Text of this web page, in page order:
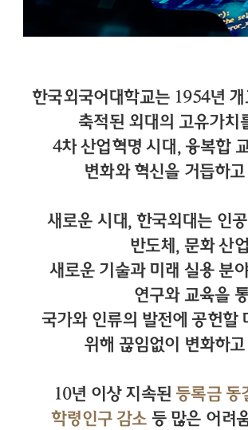
한국외국어대학교는 1954년
축적된 외대의 고유가치
4차 산업혁명 시대, 융복합
변화와 혁신을 거듭하
새로운 시대, 한국외대는 인
반도체, 문화 산
새로운 기술과 미래 실용 분
연구와 교육을
국가와 인류의 발전에 공헌할
위해 끊임없이 변화하
10년 이상 지속된 등록금 동
학령인구 감소 등 많은 어려